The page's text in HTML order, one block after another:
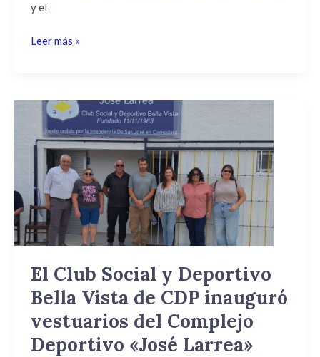
y el
Leer más »
El Club Social y Deportivo
Bella Vista de CDP inauguró
vestuarios del Complejo
Deportivo «José Larrea»
Social
Deportivo
Bella
Vista
de
CDP
vestuarios
del
Complejo
Deportivo
«José